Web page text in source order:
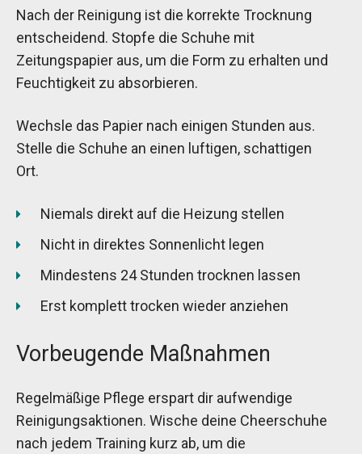
Nach der Reinigung ist die korrekte Trocknung
entscheidend. Stopfe die Schuhe mit
Zeitungspapier aus, um die Form zu erhalten und
Feuchtigkeit zu absorbieren.
Wechsle das Papier nach einigen Stunden aus.
Stelle die Schuhe an einen luftigen, schattigen
Ort.
Niemals direkt auf die Heizung stellen
Nicht in direktes Sonnenlicht legen
Mindestens 24 Stunden trocknen lassen
Erst komplett trocken wieder anziehen
Vorbeugende Maßnahmen
Regelmäßige Pflege erspart dir aufwendige
Reinigungsaktionen. Wische deine Cheerschuhe
nach jedem Training kurz ab, um die